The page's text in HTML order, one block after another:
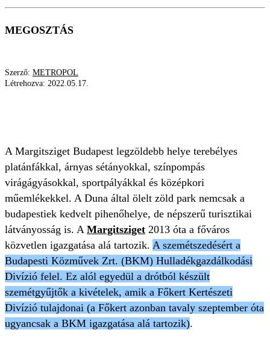
MEGOSZTÁS
Szerző: METROPOL
Létrehozva: 2022.05.17.
A Margitsziget Budapest legzöldebb helye terebélyes
platánfákkal, árnyas sétányokkal, színpompás
virágágyásokkal, sportpályákkal és középkori
műemlékekkel. A Duna által ölelt zöld park nemcsak a
budapestiek kedvelt pihenőhelye, de népszerű turisztikai
látványosság is. A Margitsziget 2013 óta a főváros
közvetlen igazgatása alá tartozik. A szemétszedésért a
Budapesti Közművek Zrt. (BKM) Hulladékgazdálkodási
Divízió felel. Ez alól egyedül a drótból készült
szemétgyűjtők a kivételek, amik a Főkert Kertészeti
Divízió tulajdonai (a Főkert azonban tavaly szeptember óta
ugyancsak a BKM igazgatása alá tartozik).